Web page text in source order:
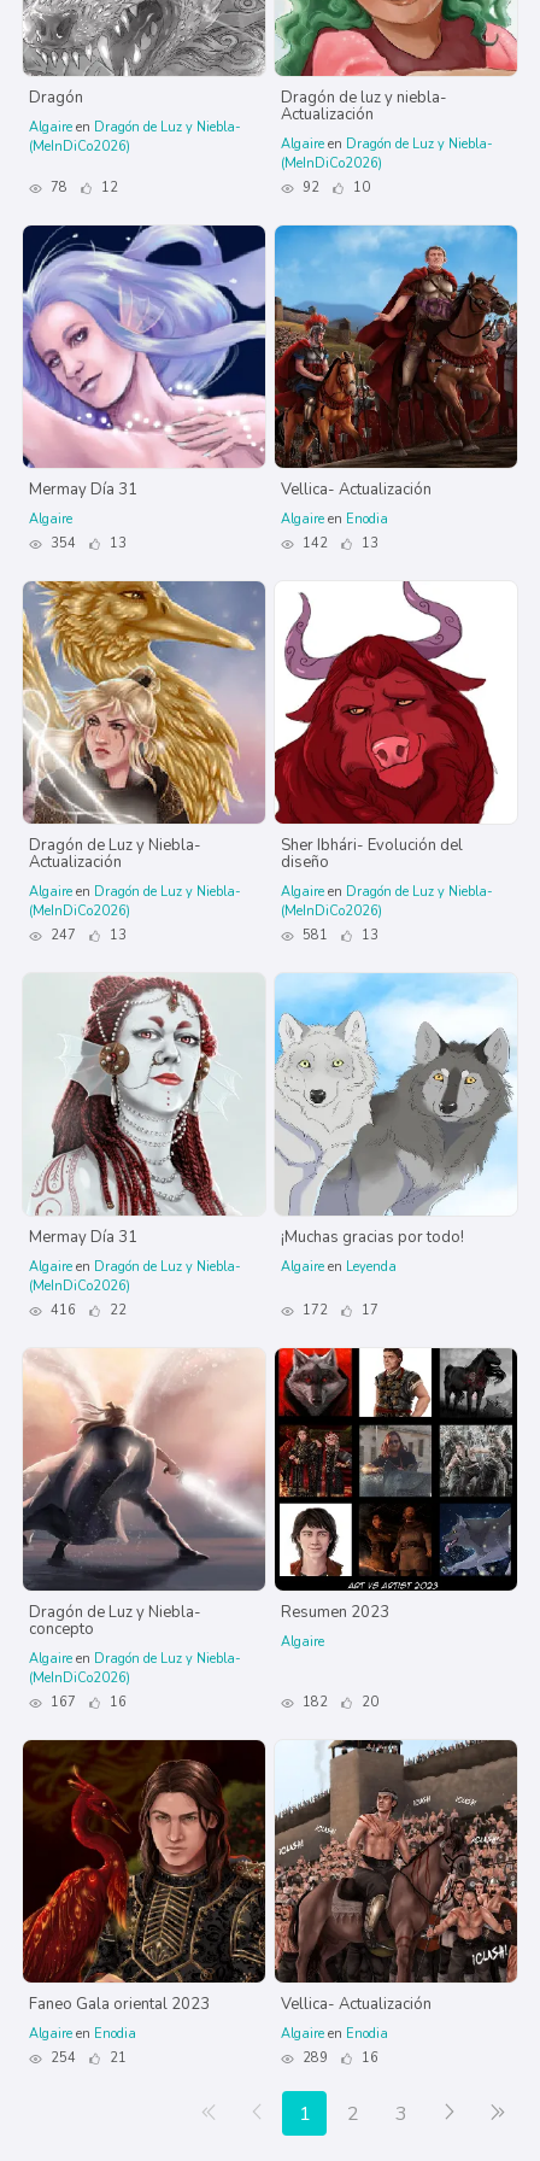
Dragón
Algaire en Dragón de Luz y Niebla-
(MeInDiCo2026)
78 12
Dragón de luz y niebla-
Actualización
Algaire en Dragón de Luz y Niebla-
(MeInDiCo2026)
92
10
Mermay Día 31
Algaire
354
13
Vellica- Actualización
Algaire en Enodia
142
13
Dragón de Luz y Niebla-
Actualización
Algaire en Dragón de Luz y Niebla-
(MeInDiCo2026)
247
13
Sher Ibhári- Evolución del
diseño
Algaire en Dragón de Luz y Niebla-
(MeInDiCo2026)
581
13
Mermay Día 31
Algaire en Dragón de Luz y Niebla-
(MeInDiCo2026)
416
22
¡Muchas gracias por todo!
Algaire en Leyenda
172 17
Dragón de Luz y Niebla-
concepto
Algaire en Dragón de Luz y Niebla-
(MeInDiCo2026)
167
16
Resumen 2023
Algaire
182 20
Faneo Gala oriental 2023
Algaire en Enodia
254
21
Vellica- Actualización
Algaire en Enodia
289
16
Primera página
Anterior
1 2 3 Siguiente